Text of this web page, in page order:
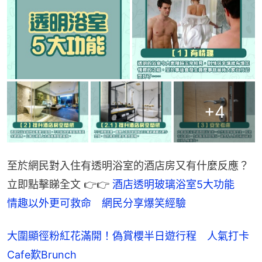
+4
至於網民對入住有透明浴室的酒店房又有什麼反應？
立即點擊睇全文 👉👉 酒店透明玻璃浴室5大功能
情趣以外更可救命　網民分享爆笑經驗
大圍顯徑粉紅花滿開！偽賞櫻半日遊行程 人氣打卡
Cafe歎Brunch